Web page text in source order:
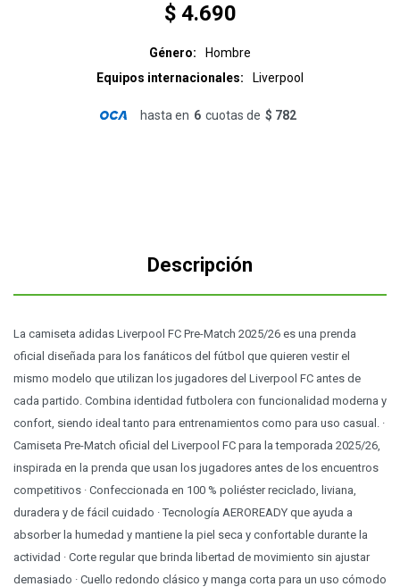
$ 4.690
Género
Hombre
Equipos internacionales
Liverpool
hasta en 6 cuotas de $ 782
Descripción
La camiseta adidas Liverpool FC Pre-Match 2025/26 es una prenda
oficial diseñada para los fanáticos del fútbol que quieren vestir el
mismo modelo que utilizan los jugadores del Liverpool FC antes de
cada partido. Combina identidad futbolera con funcionalidad moderna y
confort, siendo ideal tanto para entrenamientos como para uso casual. ·
Camiseta Pre-Match oficial del Liverpool FC para la temporada 2025/26,
inspirada en la prenda que usan los jugadores antes de los encuentros
competitivos · Confeccionada en 100 % poliéster reciclado, liviana,
duradera y de fácil cuidado · Tecnología AEROREADY que ayuda a
absorber la humedad y mantiene la piel seca y confortable durante la
actividad · Corte regular que brinda libertad de movimiento sin ajustar
demasiado · Cuello redondo clásico y manga corta para un uso cómodo